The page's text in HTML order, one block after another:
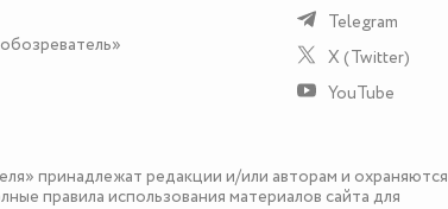
Telegram
X (Twitter)
YouTube
принадлежат редакции и/или авторам и охраняются
правила использования материалов сайта для